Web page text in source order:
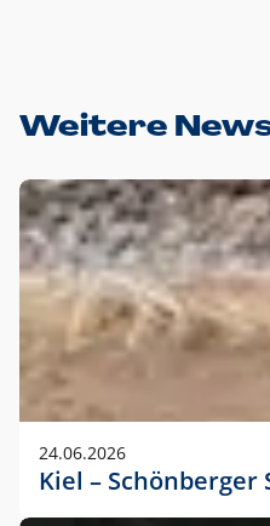
Weitere
24.06.2026
Kiel –